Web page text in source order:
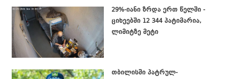
29%-იანი ზრდა ერთ წელში -
ციხეებში 12 344 პატიმარია,
ლიმიტზე მეტი
თბილისში პატრულ-